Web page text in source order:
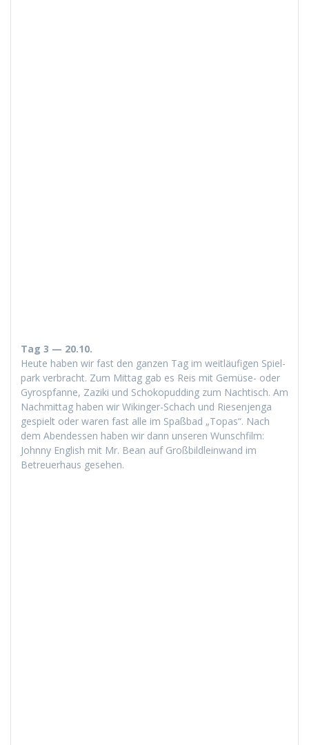
Tag 3 — 20.10.
Heute haben wir fast den ganzen Tag im weitläu­fi­gen Spiel­
park ver­bracht. Zum Mit­tag gab es Reis mit Gemüse- oder
Gyrosp­fanne, Zazi­ki und Schokop­ud­ding zum Nachtisch. Am
Nach­mit­tag haben wir Wikinger-Schach und Riesen­jen­ga
gespielt oder waren fast alle im Spaßbad „Topas“. Nach
dem Aben­dessen haben wir dann unseren Wun­schfilm:
John­ny Eng­lish mit Mr. Bean auf Groß­bildlein­wand im
Betreuer­haus gesehen.